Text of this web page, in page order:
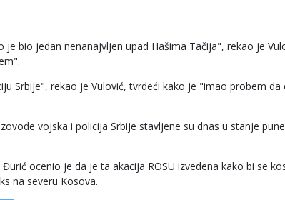
bio jedan nenanajvljen upad Hašima Tačija", rekao je
Srbije", rekao je Vulović, tvrdeći kako je "imao probem
vojska i policija Srbije stavljene su dnas u stanje
ocenio je da je ta akacija ROSU izvedena kako bi se
na severu Kosova.